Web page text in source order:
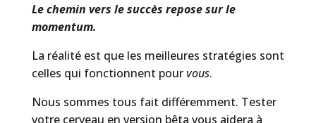
Le chemin vers le succès repose sur le
momentum.
La réalité est que les meilleures stratégies sont
celles qui fonctionnent pourvous.
Nous sommes tous fait différemment. Tester
votre cerveau en version bêta vous aidera à